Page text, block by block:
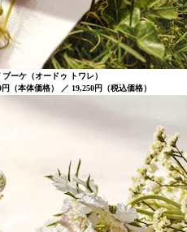
ーケ（オードゥ トワレ）
（本体価格） ／ 19,250円（税込価格）